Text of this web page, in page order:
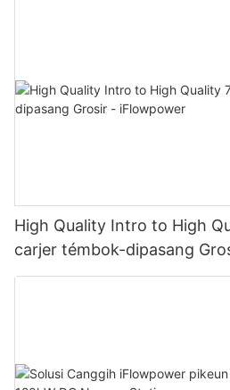
High Quality Intro to High
carjer témbok-dipasang